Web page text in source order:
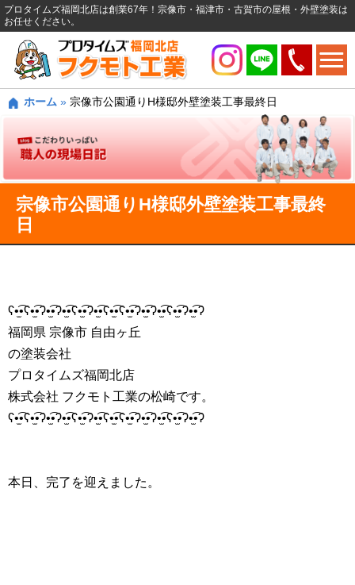
プロタイムズ福岡北店は創業67年！宗像市・福津市・古賀市の屋根・外壁塗装は
お任せください。
ホーム » 宗像市公園通りH様邸外壁塗装工事最終日
宗像市公園通りH様邸外壁塗装工事最終
日
ʕ•̫͡•ʕ•̫͡•ʔ•̫͡•ʔ•̫͡•ʕ•̫͡•ʔ•̫͡•ʕ•̫͡•ʕ•̫͡•ʔ•̫͡•ʔ•̫͡•ʕ•̫͡•ʔ•̫͡•ʔ
福岡県 宗像市 自由ヶ丘
の塗装会社
プロタイムズ福岡北店
株式会社 フクモト工業の松崎です。
ʕ•̫͡•ʕ•̫͡•ʔ•̫͡•ʔ•̫͡•ʕ•̫͡•ʔ•̫͡•ʕ•̫͡•ʕ•̫͡•ʔ•̫͡•ʔ•̫͡•ʕ•̫͡•ʔ•̫͡•ʔ
本日、完了を迎えました。